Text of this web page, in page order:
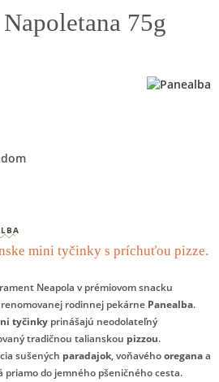
75g
mini tyčinky s príchuťou pizze.
Neapola v prémiovom snacku
rodinnej pekárne Panealba.
tyčinky prinášajú neodolateľný
tradičnou talianskou pizzou.
sušených paradajok, voňavéhooreganaa
priamo do jemného pšeničného cesta.